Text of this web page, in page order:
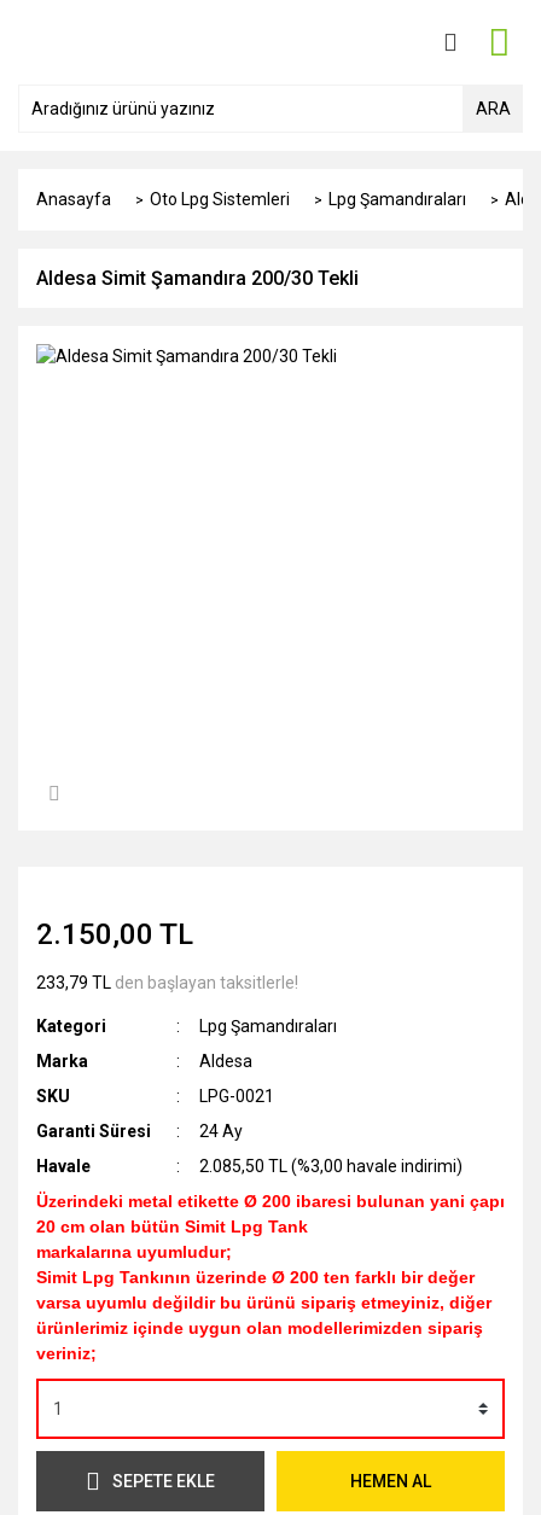
ARA
Anasayfa Oto Lpg Sistemleri Lpg Şamandıraları
Aldesa Simit Şamandıra 200/30 Tekli
2.150,00 TL
233,79 TL den başlayan taksitlerle!
Kategori
Lpg Şamandıraları
Marka
Aldesa
SKU
LPG-0021
Garanti Süresi
24 Ay
Havale
2.085,50 TL (%3,00 havale indirimi)
Üzerindeki metal etikette Ø 200 ibaresi bulunan yani çapı
20 cm olan bütün Simit Lpg Tank
markalarına uyumludur;
Simit Lpg Tankının üzerinde Ø 200 ten farklı bir değer
varsa uyumlu değildir bu ürünü sipariş etmeyiniz, diğer
ürünlerimiz içinde uygun olan modellerimizden sipariş
veriniz;
SEPETE EKLE HEMEN AL